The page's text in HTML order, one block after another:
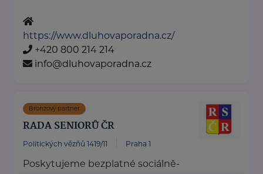
https://www.dluhovaporadna.cz/
+420 800 214 214
info@dluhovaporadna.cz
Bronzový partner
RADA SENIORŮ ČR
Politických vězňů 1419/11 Praha 1
Poskytujeme bezplatné sociálně-